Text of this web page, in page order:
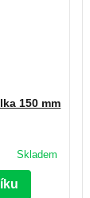
150 mm
Skladem